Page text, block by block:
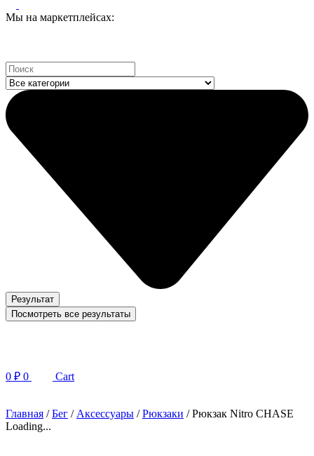
Мы на маркетплейсах:
Search
...
Результат
Посмотреть все результаты
0 ₽ 0 Cart
Главная /Бег / Аксессуары /Рюкзаки / Рюкзак Nitro CHASE
Loading...